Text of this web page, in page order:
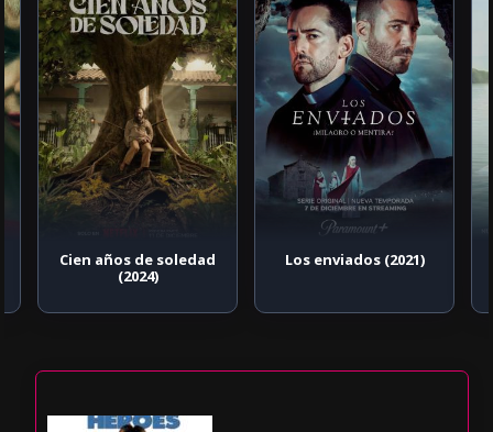
Cien años de soledad
(2024)
Los enviados (2021)